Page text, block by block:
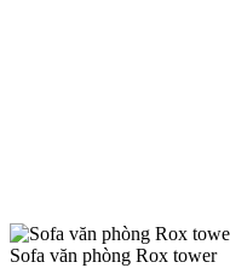
Sofa văn phòng Rox tower